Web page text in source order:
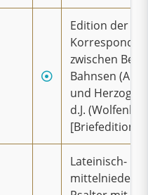
Edition der
zwischen
Bahnsen
und Herzog
d.J.
[Briefedition
Lateinisch-